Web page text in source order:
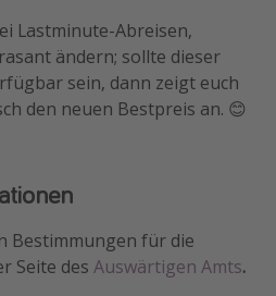
Lastminute-Abreisen,
ändern; sollte dieser
sein, dann zeigt euch
den neuen Bestpreis an. 😊
Bestimmungen für die
Seite des Auswärtigen Amts.